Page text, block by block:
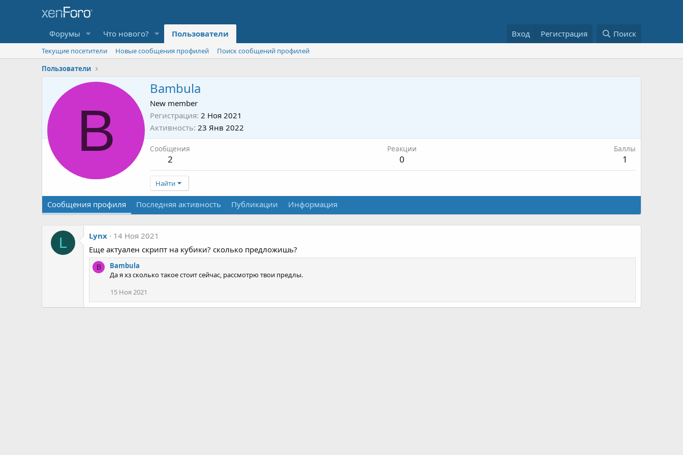
Форумы Что нового? Пользователи Вход Регистрация Поиск
Текущие посетители Новые сообщения профилей
Поиск сообщений профилей
Пользователи
B
Bambula
New member
Регистрация 2 Ноя 2021
Активность 23 Янв 2022
Сообщения
2
Реакции
0
Баллы
1
Найти
Сообщения профиля Последняя активность Публикации Информация
L Lynx
14 Ноя 2021
Еще актуален скрипт на кубики? сколько предложишь?
B
Bambula
Да я хз сколько такое стоит сейчас, рассмотрю твои предлы.
15 Ноя 2021